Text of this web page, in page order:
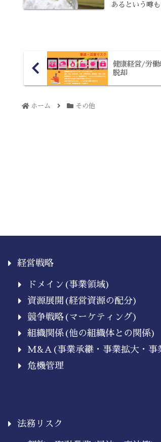
あるという噂
健康経営/労働
脱却
ホーム その他
経営戦略
ドメイン(事業領域)
資源展開(経営資源の配分)
競争戦略(マーケティング)
組織関係(他の組織体との関係)
M&A(事業承継・事業拡大・事
危機管理
法務リスク